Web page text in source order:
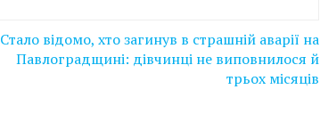
Стало відомо, хто загинув в страшній аварії на
Павлоградщині: дівчинці не виповнилося й
трьох місяців